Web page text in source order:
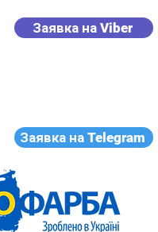
Заявка на Viber
Заявка на Telegram